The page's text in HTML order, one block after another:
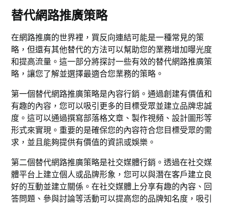
替代網路推廣策略
在網路推廣的世界裡，買反向連結可能是一種常見的策
略，但還有其他替代的方法可以幫助您的業務增加曝光度
和提高流量。這一部分將探討一些有效的替代網路推廣策
略，讓您了解並選擇最適合您業務的策略。
第一個替代網路推廣策略是內容行銷。通過創建有價值和
有趣的內容，您可以吸引更多的目標受眾並建立品牌忠誠
度。這可以通過撰寫部落格文章、製作視頻、設計圖形等
形式來實現。重要的是確保您的內容符合您目標受眾的需
求，並且能夠提供有價值的資訊或娛樂。
第二個替代網路推廣策略是社交媒體行銷。透過在社交媒
體平台上建立個人或品牌形象，您可以與潛在客戶建立良
好的互動並建立關係。在社交媒體上分享有趣的內容、回
答問題、參與討論等活動可以提高您的品牌知名度，吸引